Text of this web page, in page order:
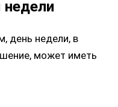
недели
день недели, в
может иметь